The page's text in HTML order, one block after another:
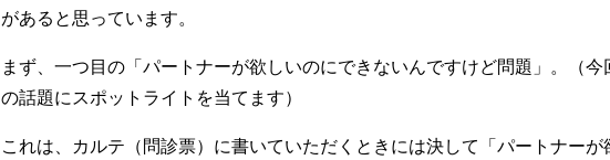
があると思っています。
まず、一つ目の「パートナーが欲しいのにできないんですけど問題」。（
の話題にスポットライトを当てます）
これは、カルテ（問診票）に書いていただくときには決して「パートナー